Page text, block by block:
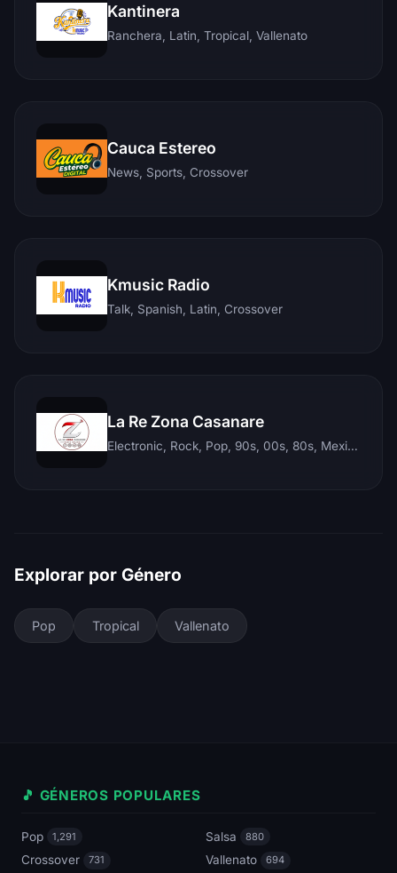
Kantinera
Ranchera, Latin, Tropical, Vallenato
Cauca Estereo
News, Sports, Crossover
Kmusic Radio
Talk, Spanish, Latin, Crossover
La Re Zona Casanare
Electronic, Rock, Pop, 90s, 00s, 80s, Mexican, Ranchera, Reggaeton, Instrumental, Salsa, Merengue, Tropical, Romantic, Vallenato, Llanera
Explorar por Género
Pop Tropical Vallenato
🎵 GÉNEROS POPULARES
Pop 1,291 Salsa 880
Crossover 731 Vallenato 694